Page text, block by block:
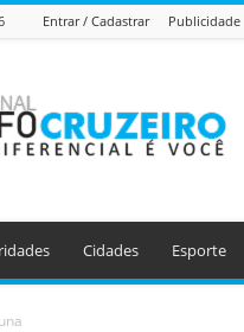
Entrar / Cadastrar Publicidade
Info
Cruzeiro
Cidades Esporte